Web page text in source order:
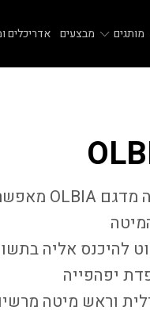
מותגים מבצעים אדריכלים
מדגם OLBIA
להיכנס אליה
יפהפייה
וראש מיטה